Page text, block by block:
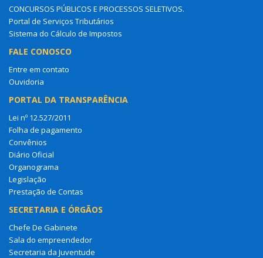
CONCURSOS PÚBLICOS E PROCESSOS SELETIVOS.
Portal de Serviços Tributários
Sistema do Cálculo de Impostos
FALE CONOSCO
Entre em contato
Ouvidoria
PORTAL DA TRANSPARÊNCIA
Lei nº 12.527/2011
Folha de pagamento
Convênios
Diário Oficial
Organograma
Legislação
Prestação de Contas
SECRETARIA E ÓRGÃOS
Chefe De Gabinete
Sala do empreendedor
Secretaria da Juventude